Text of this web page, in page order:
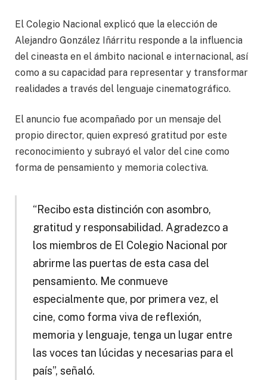
El Colegio Nacional explicó que la elección de
Alejandro González Iñárritu responde a la influencia
del cineasta en el ámbito nacional e internacional, así
como a su capacidad para representar y transformar
realidades a través del lenguaje cinematográfico.
El anuncio fue acompañado por un mensaje del
propio director, quien expresó gratitud por este
reconocimiento y subrayó el valor del cine como
forma de pensamiento y memoria colectiva.
“Recibo esta distinción con asombro,
gratitud y responsabilidad. Agradezco a
los miembros de El Colegio Nacional por
abrirme las puertas de esta casa del
pensamiento. Me conmueve
especialmente que, por primera vez, el
cine, como forma viva de reflexión,
memoria y lenguaje, tenga un lugar entre
las voces tan lúcidas y necesarias para el
país”, señaló.